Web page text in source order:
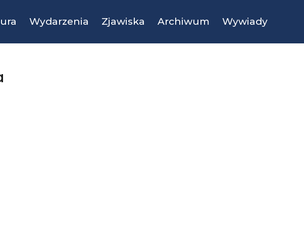
Wydarzenia Zjawiska Archiwum Wywiady